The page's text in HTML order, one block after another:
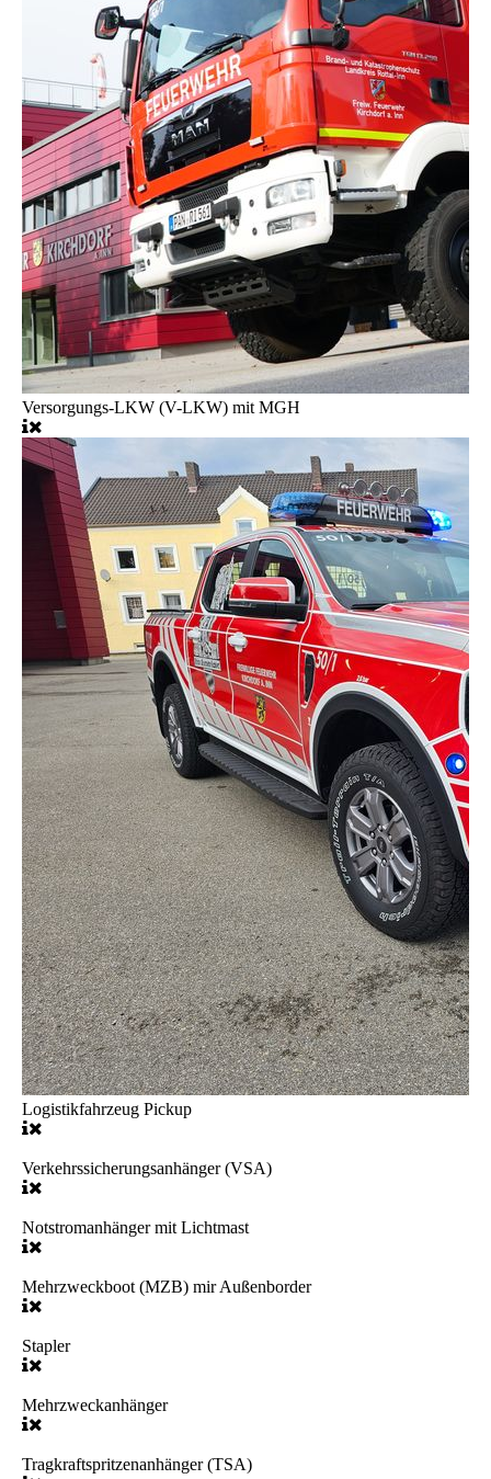
Versorgungs-LKW (V-LKW) mit MGH
Logistikfahrzeug Pickup
Verkehrssicherungsanhänger (VSA)
Notstromanhänger mit Lichtmast
Mehrzweckboot (MZB) mir Außenborder
Stapler
Mehrzweckanhänger
Tragkraftspritzenanhänger (TSA)